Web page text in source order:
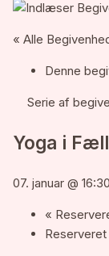
« Alle
Denne
Serie af
Yoga i
07. januar @ 16:30
«
Reserveret